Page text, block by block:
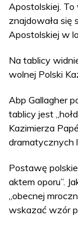
Apostolskiej. To
znajdowała się
Apostolskiej w
Na tablicy
wolnej Polski
Abp Gallagher
tablicy jest
Kazimierza
dramatycznych
Postawę
aktem oporu”.
„obecnej
wskazać wzór